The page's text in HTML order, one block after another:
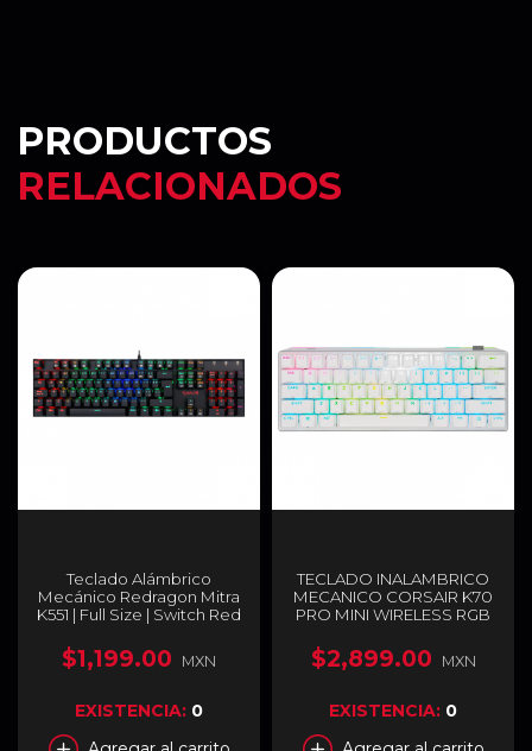
PRODUCTOS
RELACIONADOS
Teclado Alámbrico
Mecánico Redragon Mitra
K551 | Full Size | Switch Red
$1,199.00 MXN
EXISTENCIA: 0
TECLADO INALAMBRICO
MECANICO CORSAIR K70
PRO MINI WIRELESS RGB
SWITCH CHERRY RED
2.4GHz/BLUETOOTH
$2,899.00 MXN
EXISTENCIA: 0